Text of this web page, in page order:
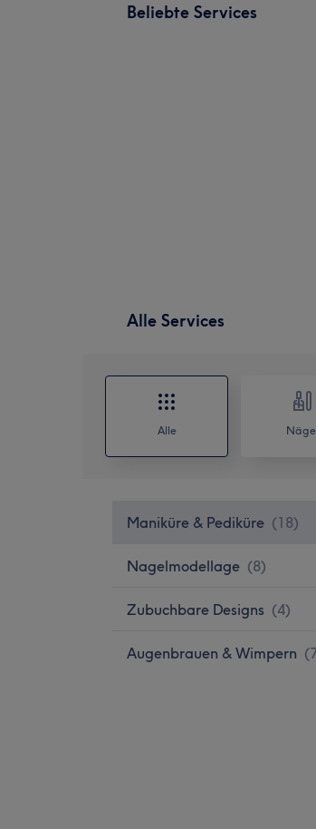
Beliebte Services
Alle Services
Alle
Maniküre & Pediküre (18)
Nagelmodellage (8)
Zubuchbare Designs (4)
Augenbrauen & Wimpern (